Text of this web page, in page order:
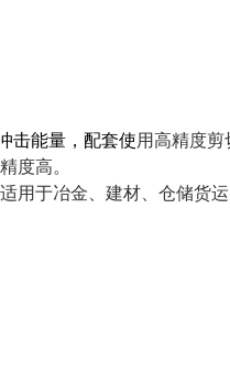
击能量，配套使用高精度
度高。
于冶金、建材、仓储货运